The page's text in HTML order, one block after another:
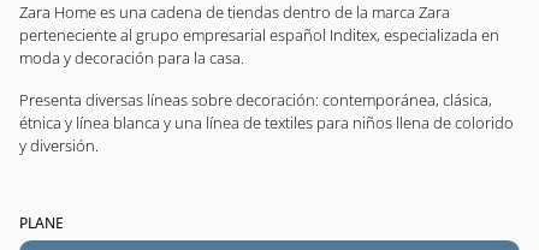
Zara Home es una cadena de tiendas dentro de la marca Zara
perteneciente al grupo empresarial español Inditex, especializada en
moda y decoración para la casa.
Presenta diversas líneas sobre decoración: contemporánea, clásica,
étnica y línea blanca y una línea de textiles para niños llena de colorido
y diversión.
PLANE